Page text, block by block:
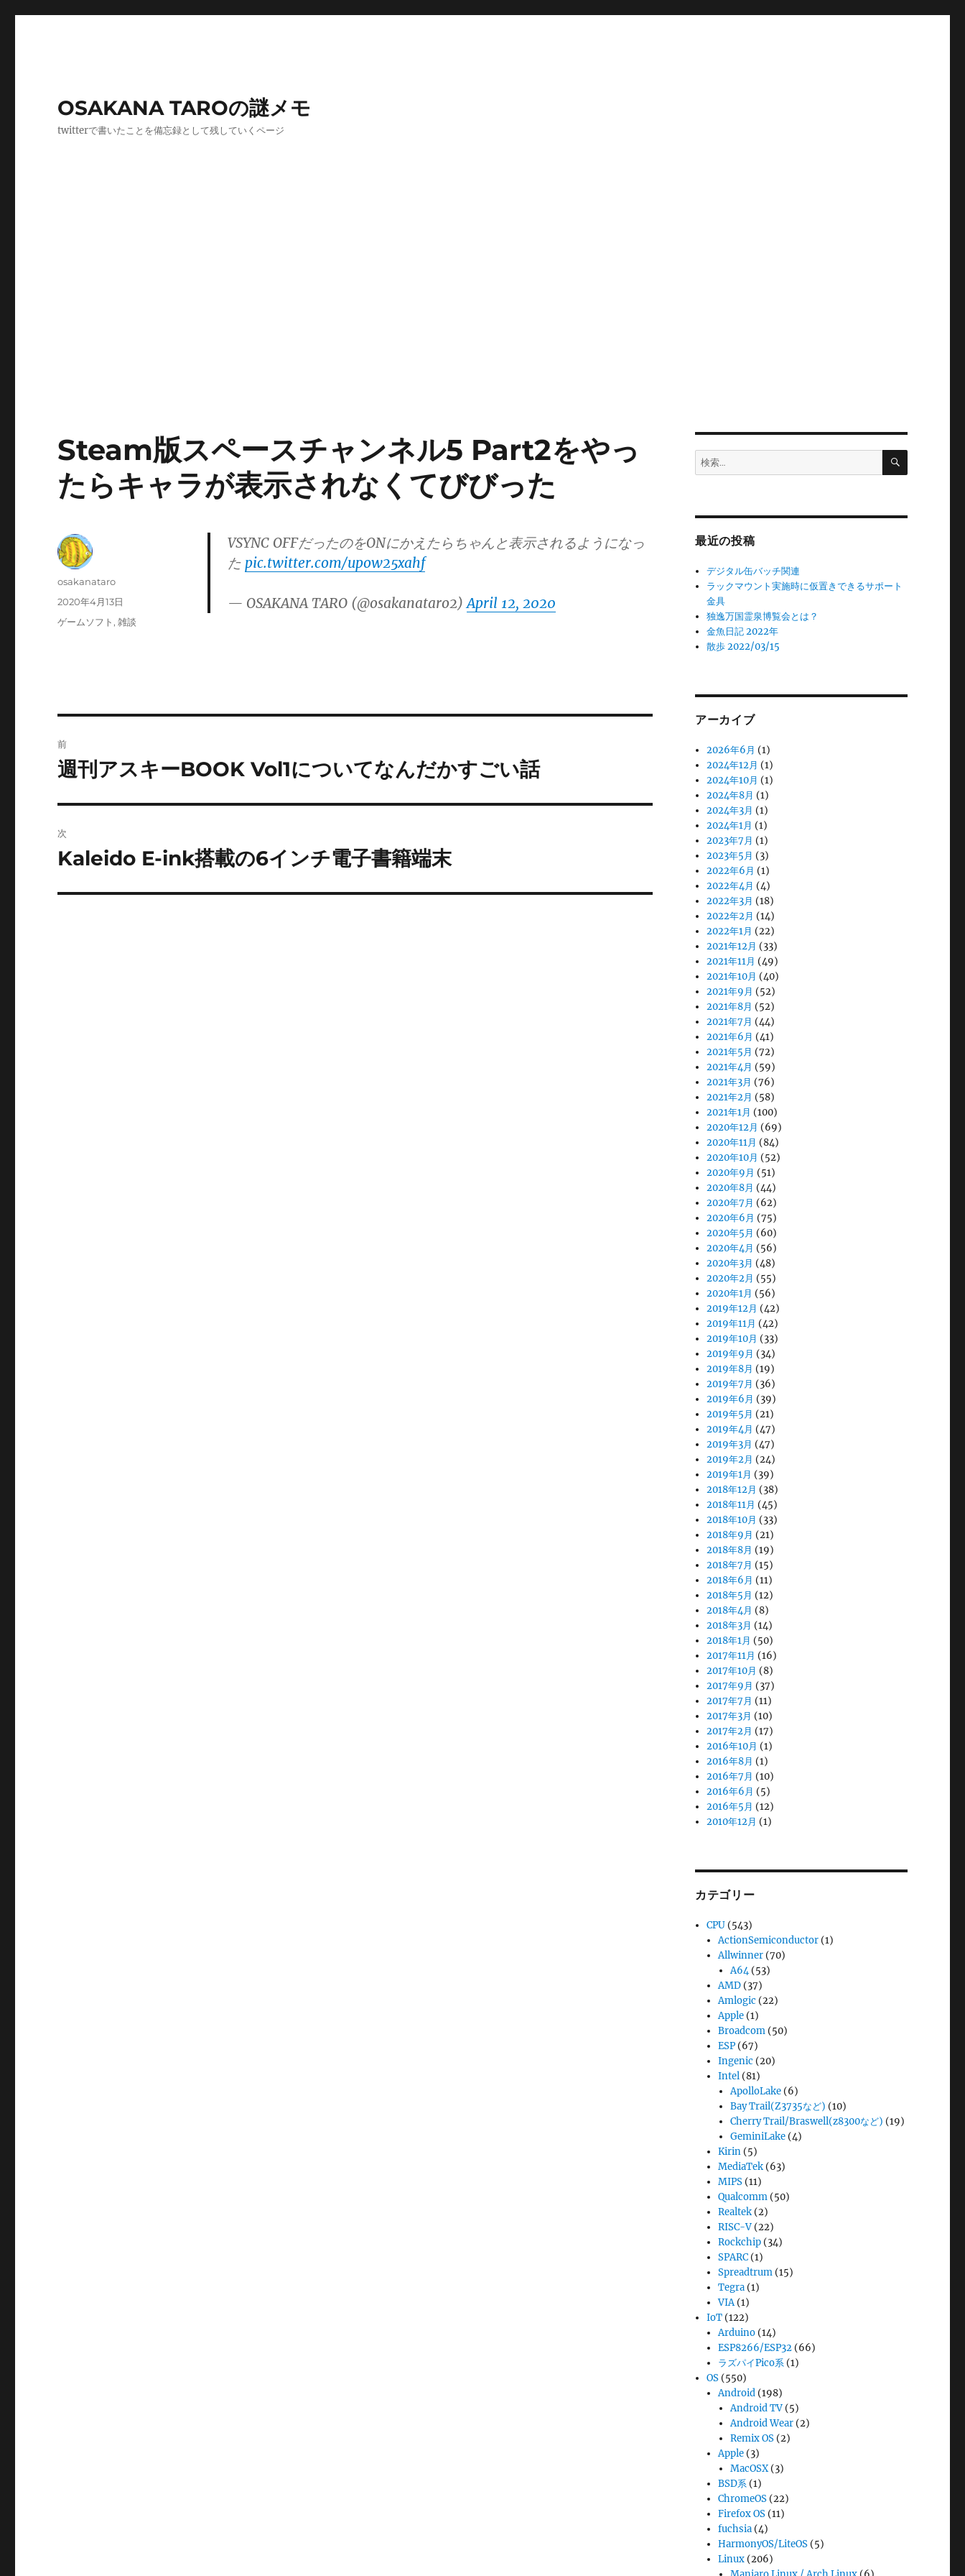
OSAKANA TAROの謎メモ
twitterで書いたことを備忘録として残していくページ
Steam版スペースチャンネル5 Part2をやっ
たらキャラが表示されなくてびびった
VSYNC OFFだったのをONにかえたらちゃんと表示されるようになっ
た pic.twitter.com/upow25xahf
— OSAKANA TARO (@osakanataro2)April 12, 2020
投
osakanataro
投
稿
2020年4月13日
カ
ゲームソフト ,雑談
稿
ゲ
前
前
投
稿:
週刊アスキーBOOK Vol1についてなんだかすごい話
次
次
投
Kaleido E-ink搭載の6インチ電子書籍端末
検
索:
検
最近の投稿
デジタル缶バッチ関連
ラックマウント実施時に仮置きできるサポート
金具
独逸万国霊泉博覧会とは？
金魚日記 2022年
散歩 2022/03/15
アーカイブ
2026年6月 (1)
2024年12月 (1)
2024年10月 (1)
2024年8月 (1)
2024年3月 (1)
2024年1月 (1)
2023年7月 (1)
2023年5月 (3)
2022年6月 (1)
2022年4月 (4)
2022年3月 (18)
2022年2月 (14)
2022年1月 (22)
2021年12月 (33)
2021年11月 (49)
2021年10月 (40)
2021年9月 (52)
2021年8月 (52)
2021年7月 (44)
2021年6月 (41)
2021年5月 (72)
2021年4月 (59)
2021年3月 (76)
2021年2月 (58)
2021年1月 (100)
2020年12月 (69)
2020年11月 (84)
2020年10月 (52)
2020年9月 (51)
2020年8月 (44)
2020年7月 (62)
2020年6月 (75)
2020年5月 (60)
2020年4月 (56)
2020年3月 (48)
2020年2月 (55)
2020年1月 (56)
2019年12月 (42)
2019年11月 (42)
2019年10月 (33)
2019年9月 (34)
2019年8月 (19)
2019年7月 (36)
2019年6月 (39)
2019年5月 (21)
2019年4月 (47)
2019年3月 (47)
2019年2月 (24)
2019年1月 (39)
2018年12月 (38)
2018年11月 (45)
2018年10月 (33)
2018年9月 (21)
2018年8月 (19)
2018年7月 (15)
2018年6月 (11)
2018年5月 (12)
2018年4月 (8)
2018年3月 (14)
2018年1月 (50)
2017年11月 (16)
2017年10月 (8)
2017年9月 (37)
2017年7月 (11)
2017年3月 (10)
2017年2月 (17)
2016年10月 (1)
2016年8月 (1)
2016年7月 (10)
2016年6月 (5)
2016年5月 (12)
2010年12月 (1)
カテゴリー
CPU (543)
ActionSemiconductor (1)
Allwinner (70)
A64(53)
AMD (37)
Amlogic (22)
Apple (1)
Broadcom (50)
ESP (67)
Ingenic (20)
Intel (81)
ApolloLake(6)
Bay Trail(Z3735など) (10)
Cherry Trail/Braswell(z8300など) (19)
GeminiLake(4)
Kirin (5)
MediaTek (63)
MIPS (11)
Qualcomm (50)
Realtek (2)
RISC-V (22)
Rockchip (34)
SPARC (1)
Spreadtrum (15)
Tegra (1)
VIA(1)
IoT (122)
Arduino (14)
ESP8266/ESP32 (66)
ラズパイPico系 (1)
OS (550)
Android (198)
Android TV(5)
Android Wear(2)
Remix OS(2)
Apple (3)
MacOSX(3)
BSD系 (1)
ChromeOS (22)
Firefox OS (11)
fuchsia (4)
HarmonyOS/LiteOS (5)
Linux (206)